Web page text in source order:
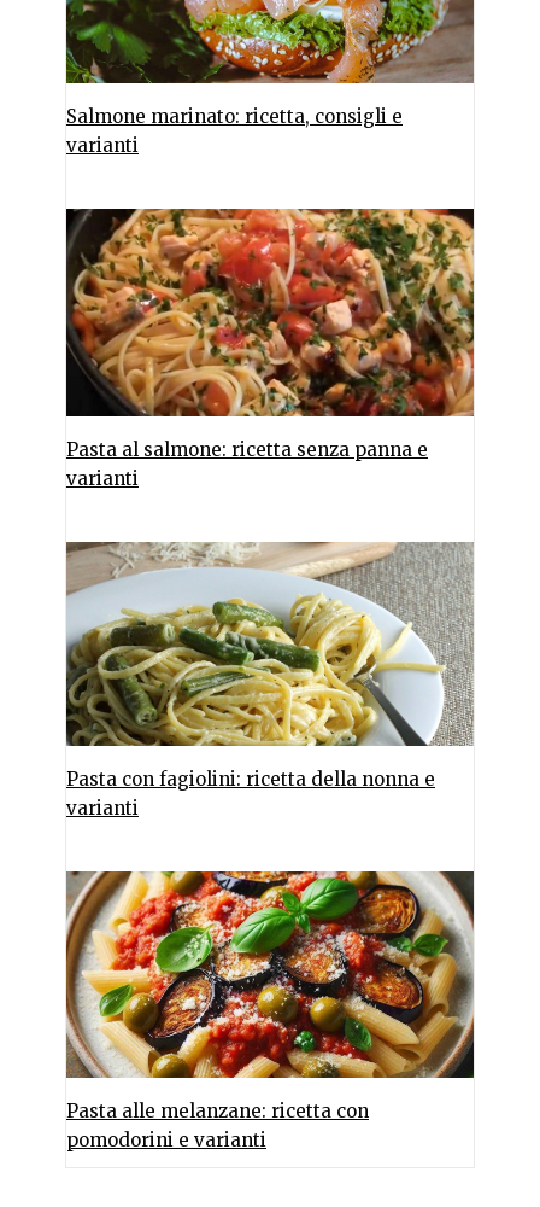
Salmone marinato: ricetta, consigli e
varianti
Pasta al salmone: ricetta senza panna e
varianti
Pasta con fagiolini: ricetta della nonna e
varianti
Pasta alle melanzane: ricetta con
pomodorini e varianti